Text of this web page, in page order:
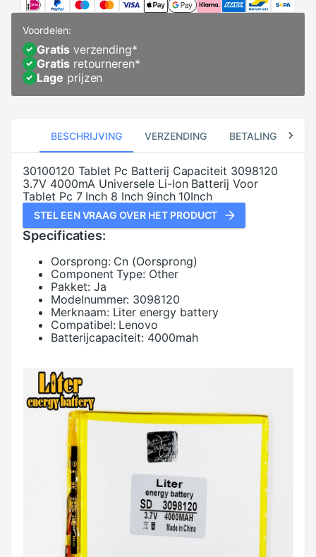
Voordelen:
Gratisverzending*
Gratisretourneren*
Lage prijzen
BESCHRIJVING VERZENDING BETALING
30100120 Tablet Pc Batterij Capaciteit 3098120
3.7V 4000mA Universele Li-Ion Batterij Voor
Tablet Pc 7 Inch 8 Inch 9inch 10Inch
STEL EEN VRAAG OVER HET PRODUCT
Specificaties:
Oorsprong: Cn (Oorsprong)
Component Type: Other
Pakket: Ja
Modelnummer: 3098120
Merknaam: Liter energy battery
Compatibel: Lenovo
Batterijcapaciteit: 4000mah